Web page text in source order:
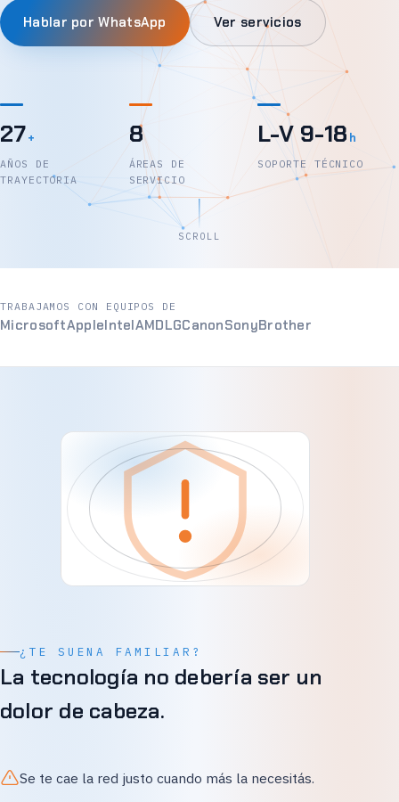
Hablar por WhatsApp Ver servicios
27+
AÑOS DE
TRAYECTORIA
8
ÁREAS DE
SERVICIO
L-V 9-18 h
SOPORTE TÉCNICO
SCROLL
TRABAJAMOS CON EQUIPOS DE
MicrosoftAppleIntelAMDLGCanonSonyBrother
¿TE SUENA FAMILIAR?
La tecnología no debería ser un
dolor de cabeza.
Se te cae la red justo cuando más la necesitás.